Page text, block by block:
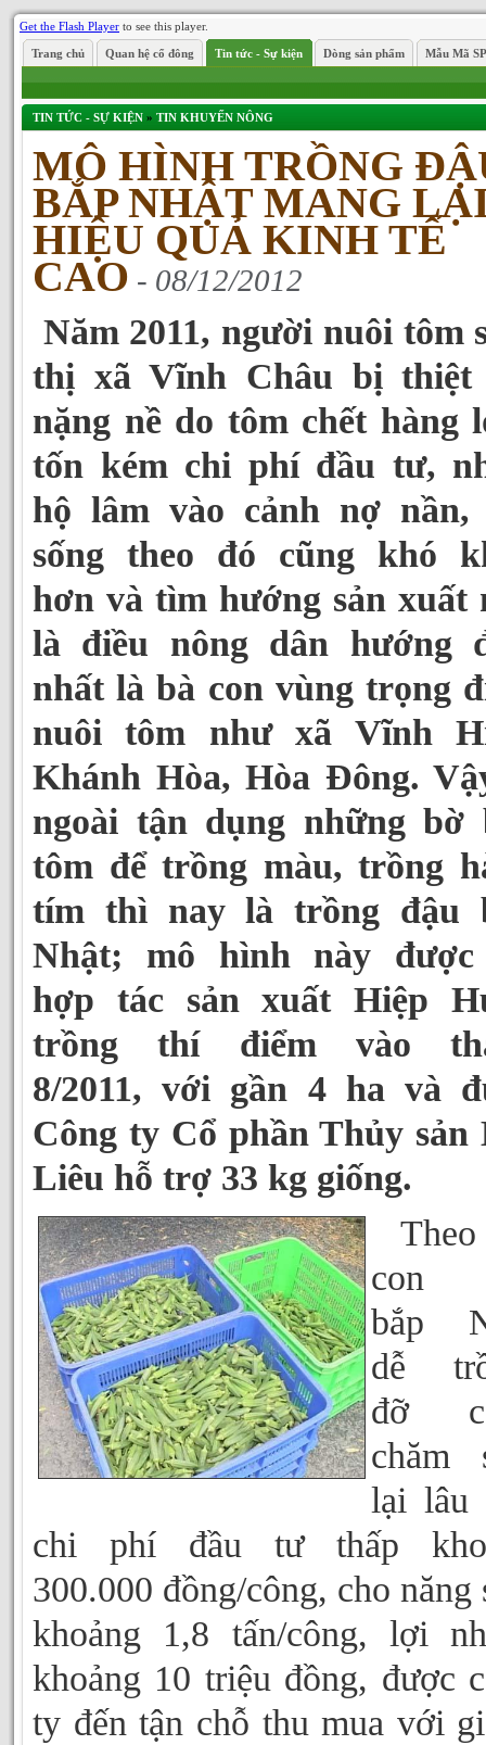
Get the Flash Player to see this player.
Trang chủ Quan hệ cổ đông Tin tức - Sự kiện Dòng sản phẩm Mẫu Mã SP
TIN TỨC - SỰ KIỆN » TIN KHUYẾN NÔNG
MÔ HÌNH TRỒNG
BẮP NHẬT MANG
HIỆU QUẢ KINH TẾ
CAO - 08/12/2012
Năm 2011, người nuôi tôm
thị xã Vĩnh Châu bị thiệt
nặng nề do tôm chết hàng
tốn kém chi phí đầu tư,
hộ lâm vào cảnh nợ nần,
sống theo đó cũng khó
hơn và tìm hướng sản xuất
là điều nông dân hướng
nhất là bà con vùng trọng
nuôi tôm như xã Vĩnh
Khánh Hòa, Hòa Đông.
ngoài tận dụng những bờ
tôm để trồng màu, trồng
tím thì nay là trồng đậu
Nhật; mô hình này
hợp tác sản xuất Hiệp
trồng thí điểm vào
8/2011, với gần 4 ha và
Công ty Cổ phần Thủy sản
Liêu hỗ trợ 33 kg giống.
con
bắp
dễ
đỡ
chăm
lại lâu
chi phí đầu tư thấp
300.000 đồng/công, cho năng
khoảng 1,8 tấn/công, lợi
khoảng 10 triệu đồng, được
ty đến tận chỗ thu mua với